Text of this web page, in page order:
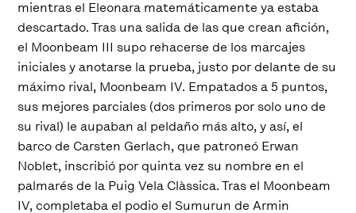
mientras el Eleonara matemáticamente ya estaba
descartado. Tras una salida de las que crean afición,
el Moonbeam III supo rehacerse de los marcajes
iniciales y anotarse la prueba, justo por delante de su
máximo rival, Moonbeam IV. Empatados a 5 puntos,
sus mejores parciales (dos primeros por solo uno de
su rival) le aupaban al peldaño más alto, y así, el
barco de Carsten Gerlach, que patroneó Erwan
Noblet, inscribió por quinta vez su nombre en el
palmarés de la Puig Vela Clàssica. Tras el Moonbeam
IV, completaba el podio el Sumurun de Armin